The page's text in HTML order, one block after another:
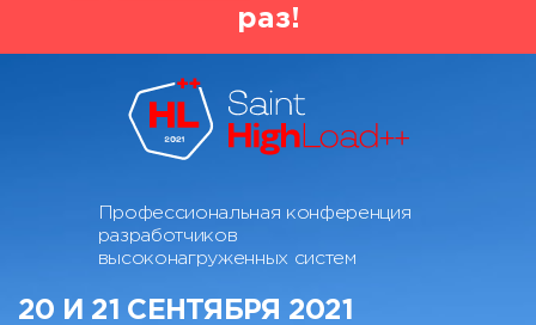
раз!
Профессиональная конференция
разработчиков
высоконагруженных систем
20 И 21 СЕНТЯБРЯ 2021